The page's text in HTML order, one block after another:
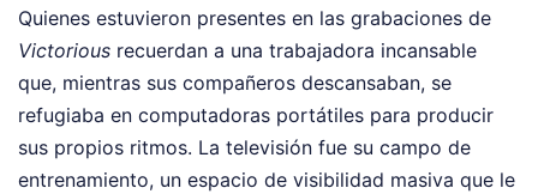
Quienes estuvieron presentes en las grabaciones de
Victorious recuerdan a una trabajadora incansable
que, mientras sus compañeros descansaban, se
refugiaba en computadoras portátiles para producir
sus propios ritmos. La televisión fue su campo de
entrenamiento, un espacio de visibilidad masiva que le